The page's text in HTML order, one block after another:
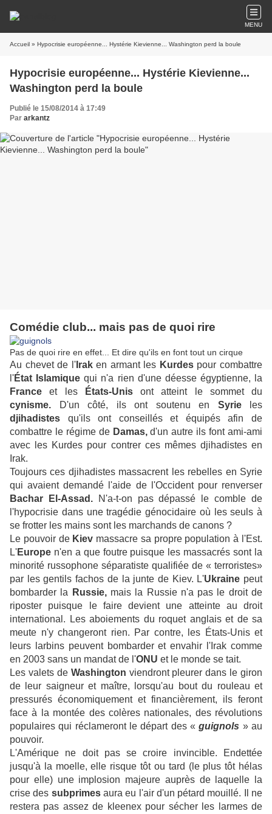
MENU
Accueil » Hypocrisie européenne... Hystérie Kievienne... Washington perd la boule
Hypocrisie européenne... Hystérie Kievienne...
Washington perd la boule
Publié le 15/08/2014 à 17:49
Par arkantz
Comédie club... mais pas de quoi rire
Pas de quoi rire en effet... Et dire qu'ils en font tout un cirque
Au chevet de l'Iraken armant les Kurdespour combattre
l'État Islamique qui n'a rien d'une déesse égyptienne, la
France et les États-Unisont atteint le sommet du
cynisme. D'un côté, ils ont soutenu en Syrieles
djihadistes qu'ils ont conseillés et équipés afin de
combattre le régime de Damas,d'un autre ils font ami-ami
avec les Kurdes pour contrer ces mêmes djihadistes en
Irak.
Toujours ces djihadistes massacrent les rebelles en Syrie
qui avaient demandé l'aide de l'Occident pour renverser
Bachar El-Assad.N'a-t-on pas dépassé le comble de
l'hypocrisie dans une tragédie génocidaire où les seuls à
se frotter les mains sont les marchands de canons ?
Le pouvoir de Kiev massacre sa propre population à l'Est.
L'Europe n'en a que foutre puisque les massacrés sont la
minorité russophone séparatiste qualifiée de « terroristes»
par les gentils fachos de la junte de Kiev. L'Ukraine peut
bombarder la
Russie,mais la Russie n'a pas le droit de
riposter puisque le faire devient une atteinte au droit
international. Les aboiements du roquet anglais et de sa
meute n'y changeront rien. Par contre, les États-Unis et
leurs larbins peuvent bombarder et envahir l'Irak comme
en 2003 sans un mandat de l'ONU et le monde se tait.
Les valets de Washington viendront pleurer dans le giron
de leur saigneur et maître, lorsqu'au bout du rouleau et
pressurés économiquement et financièrement, ils feront
face à la montée des colères nationales, des révolutions
populaires qui réclameront le départ des «guignols » au
pouvoir.
L'Amérique ne doit pas se croire invincible. Endettée
jusqu'à la moelle, elle risque tôt ou tard (le plus tôt hélas
pour elle) une implosion majeure auprès de laquelle la
crise des subprimesaura eu l'air d'un pétard mouillé. Il ne
restera pas assez de kleenex pour sécher les larmes de